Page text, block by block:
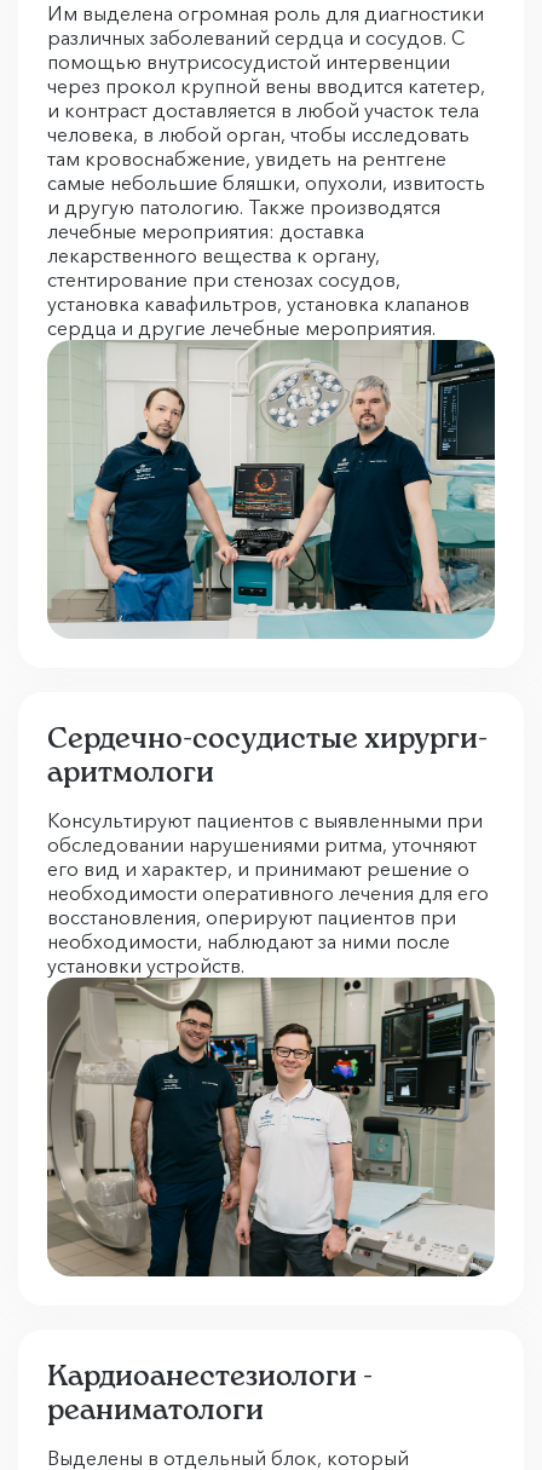
Им выделена огромная роль для диагностики
различных заболеваний сердца и сосудов. С
помощью внутрисосудистой интервенции
через прокол крупной вены вводится катетер,
и контраст доставляется в любой участок тела
человека, в любой орган, чтобы исследовать
там кровоснабжение, увидеть на рентгене
самые небольшие бляшки, опухоли, извитость
и другую патологию. Также производятся
лечебные мероприятия: доставка
лекарственного вещества к органу,
стентирование при стенозах сосудов,
установка кавафильтров, установка клапанов
сердца и другие лечебные мероприятия.
Сердечно-сосудистые хирурги-
аритмологи
Консультируют пациентов с выявленными при
обследовании нарушениями ритма, уточняют
его вид и характер, и принимают решение о
необходимости оперативного лечения для его
восстановления, оперируют пациентов при
необходимости, наблюдают за ними после
установки устройств.
Кардиоанестезиологи -
реаниматологи
Выделены в отдельный блок, который